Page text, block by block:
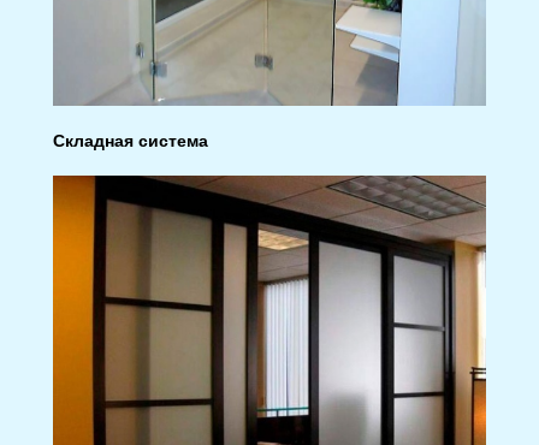
Складная система